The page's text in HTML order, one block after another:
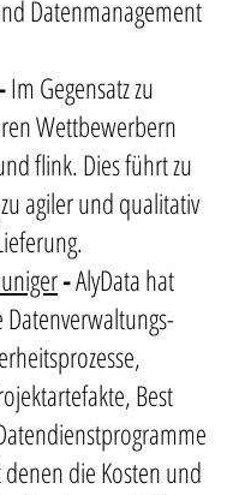
Datenmanagement
Im Gegensatz zu
Wettbewerbern
flink. Dies führt zu
agiler und qualitativ
-AlyData hat
Best
die Kosten und